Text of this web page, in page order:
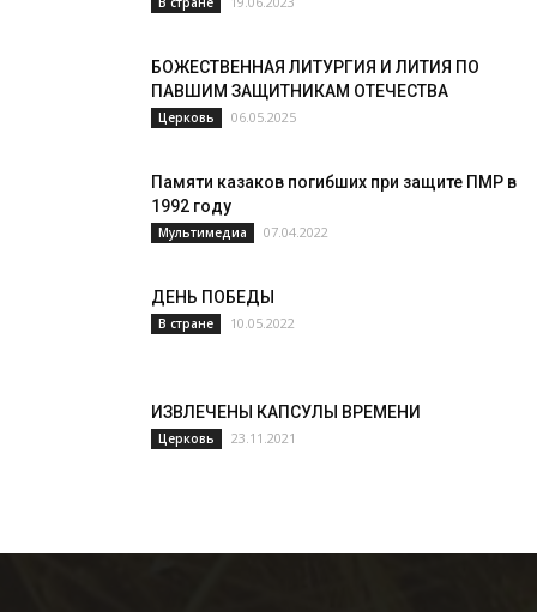
БОЖЕСТВЕННАЯ ЛИТУРГИЯ И ЛИТИЯ ПО
ПАВШИМ ЗАЩИТНИКАМ ОТЕЧЕСТВА
Церковь 06.05.2025
Памяти казаков погибших при защите ПМР в
1992 году
Мультимедиа 07.04.2022
ДЕНЬ ПОБЕДЫ
В стране 10.05.2022
ИЗВЛЕЧЕНЫ КАПСУЛЫ ВРЕМЕНИ
Церковь 23.11.2021